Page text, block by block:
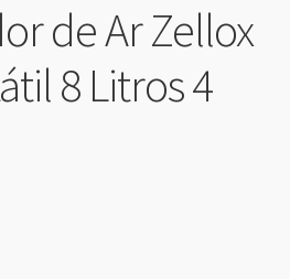
de Ar Zellox
8 Litros 4